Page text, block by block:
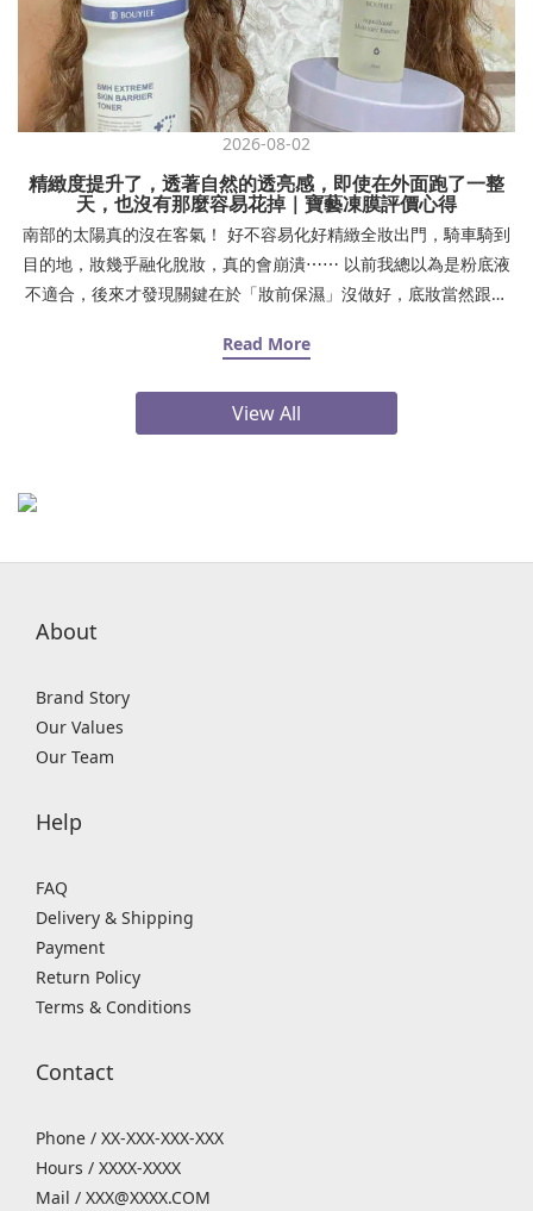
2026-08-02
精緻度提升了，透著自然的透亮感，即使在外面跑了一整
天，也沒有那麼容易花掉｜寶藝凍膜評價心得
南部的太陽真的沒在客氣！ 好不容易化好精緻全妝出門，騎車騎到
目的地，妝幾乎融化脫妝，真的會崩潰⋯⋯ 以前我總以為是粉底液
不適合，後來才發現關鍵在於「妝前保濕」沒做好，底妝當然跟皮
翼、嘴角開始浮粉卡紋，照鏡子真的好尷尬。後來我調整了妝前步
分鐘 #寶藝MF1保濕凍膜（加強保濕）或是也可以在前一晚厚敷 30
分鐘！敷完清水洗乾淨✨ Step 2：化妝棉濕敷 #益膚水 3 分鐘（打
用了這套保養組合，底妝服貼度直接升級！精緻度提升了，透著自
建議大家，底妝不貼的時候，先檢查肌膚是不是喝飽水了！感謝Cici
Read More
View All
About
Brand Story
Our Values
Our Team
Help
FAQ
Delivery & Shipping
Payment
Return Policy
Terms & Conditions
Contact
Phone / XX-XXX-XXX-XXX
Hours / XXXX-XXXX
Mail / XXX@XXXX.COM